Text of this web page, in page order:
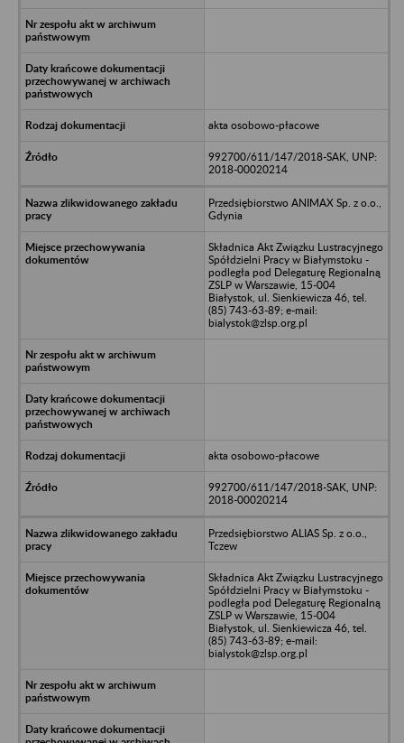
akta osobowo-płacowe
992700/611/147/2018-SAK, UNP:
2018-00020214
Przedsiębiorstwo ANIMAX Sp. z o.o.,
Gdynia
Składnica Akt Związku Lustracyjnego
Spółdzielni Pracy w Białymstoku -
podległa pod Delegaturę Regionalną
ZSLP w Warszawie, 15-004
Białystok, ul. Sienkiewicza 46, tel.
(85) 743-63-89; e-mail:
bialystok@zlsp.org.pl
akta osobowo-płacowe
992700/611/147/2018-SAK, UNP:
2018-00020214
Przedsiębiorstwo ALIAS Sp. z o.o.,
Tczew
Składnica Akt Związku Lustracyjnego
Spółdzielni Pracy w Białymstoku -
podległa pod Delegaturę Regionalną
ZSLP w Warszawie, 15-004
Białystok, ul. Sienkiewicza 46, tel.
(85) 743-63-89; e-mail:
bialystok@zlsp.org.pl